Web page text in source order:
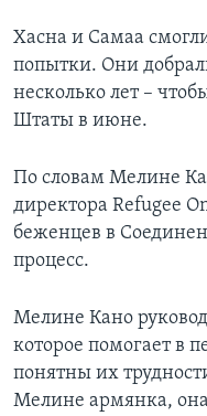
Хасна и Самаа
попытки. Они
несколько лет –
Штаты в июне.
По словам Мелине
директора Refugee
беженцев в
процесс.
Мелине Кано
которое помогает в
понятны их
Мелине армянка,